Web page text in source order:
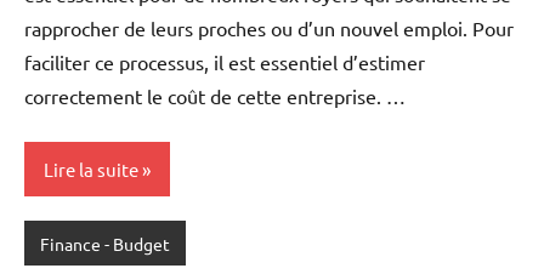
rapprocher de leurs proches ou d’un nouvel emploi. Pour
faciliter ce processus, il est essentiel d’estimer
correctement le coût de cette entreprise. …
Lire la suite
Finance - Budget